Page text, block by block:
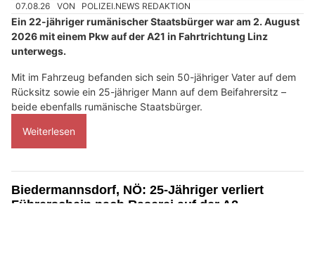
07.08.26 VON POLIZEI.NEWS REDAKTION
Ein 22-jähriger rumänischer Staatsbürger war am 2. August
2026 mit einem Pkw auf der A21 in Fahrtrichtung Linz
unterwegs.
Mit im Fahrzeug befanden sich sein 50-jähriger Vater auf dem
Rücksitz sowie ein 25-jähriger Mann auf dem Beifahrersitz –
beide ebenfalls rumänische Staatsbürger.
Weiterlesen
Biedermannsdorf, NÖ: 25-Jähriger verliert
Führerschein nach Raserei auf der A2